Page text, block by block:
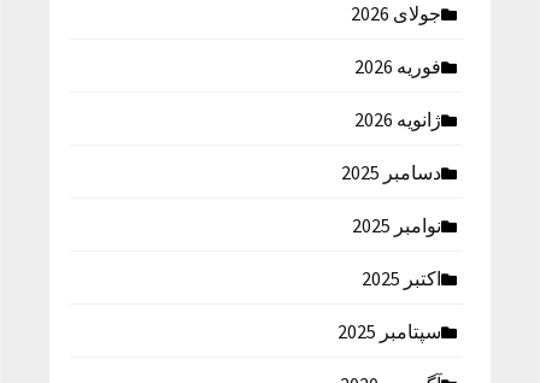
جولای 2026
فوریه 2026
ژانویه 2026
دسامبر 2025
نوامبر 2025
اکتبر 2025
سپتامبر 2025